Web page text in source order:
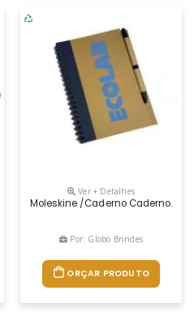
Folhas Pautadas E Não Pautadas.
Ver + Detalhes
Moleskine /caderno Caderno.
Por: Globo Brindes
ORÇAR PRODUTO